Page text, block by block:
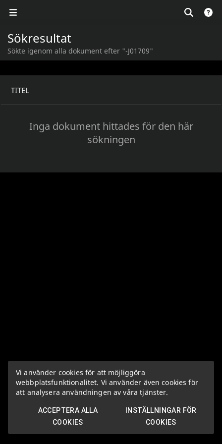
Vi använder cookies för att möjliggöra
webbplatsfunktionalitet. Vi använder även cookies för
att analysera användningen av våra tjänster.
ACCEPTERA ALLA
COOKIES
INSTÄLLNINGAR FÖR
COOKIES
Sökresultat
Sökte igenom alla dokument efter "-J01709"
TITEL
Inga dokument hittades för den här
sökningen